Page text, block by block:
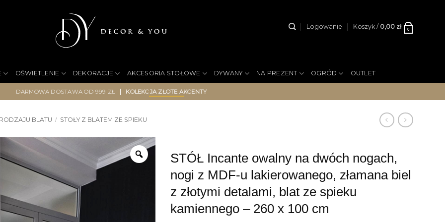
Logowanie Koszyk / 0,00 zł 0
OŚWIETLENIE DEKORACJE AKCESORIA STOŁOWE DYWANY NA PREZENT OGRÓD OUTLET
DARMOWA DOSTAWA OD 999 ZŁ | KOLEKCJA ZŁOTE AKCENTY
BLATU / STOŁY Z BLATEM ZE SPIEKU
STÓŁ Incante owalny na dwóch nogach,
nogi z MDF-u lakierowanego, złamana biel
z złotymi detalami, blat ze spieku
kamiennego – 260 x 100 cm